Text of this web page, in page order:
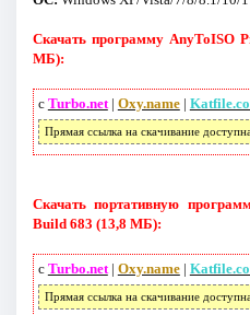
Скачать программу AnyToISO
МБ):
с Turbo.net| Oxy.name|
Прямая ссылка на скачивание
Скачать портативную
Build 683 (13,8 МБ):
с Turbo.net| Oxy.name|
Прямая ссылка на скачивание